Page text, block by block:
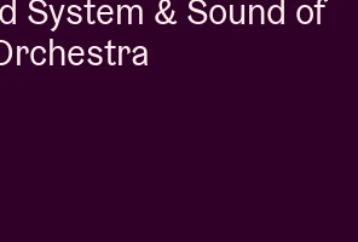
System & Sound of